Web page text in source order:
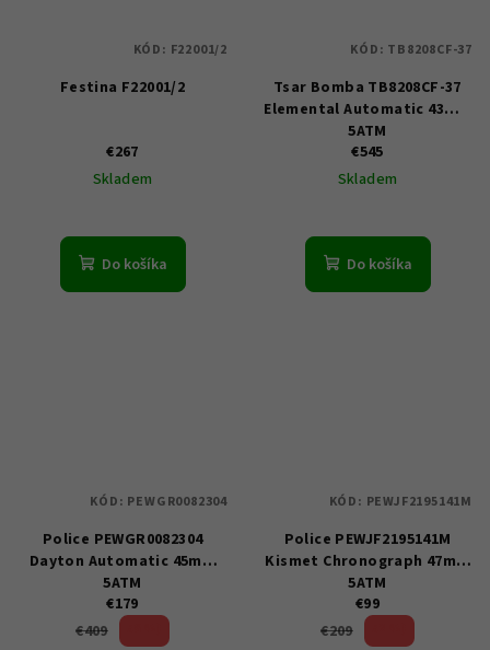
Festina F22001/2
€267
Skladem
Do košíka
KÓD: F22001/2
Tsar Bomba TB8208CF-37
Elemental Automatic 43mm
5ATM
€545
Skladem
Do košíka
KÓD: TB8208CF-37
Police PEWGR0082304
Dayton Automatic 45mm
5ATM
€179
€409
KÓD: PEWGR0082304
Police PEWJF2195141M
Kismet Chronograph 47mm
5ATM
€99
€209
KÓD: PEWJF2195141M